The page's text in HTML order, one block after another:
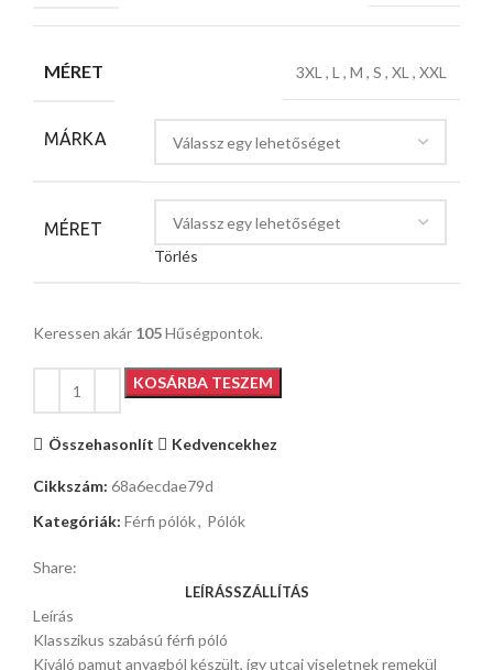
MÉRET 3XL, L, M , S , XL, XXL
MÁRKA
MÉRET
Törlés
Keressen akár 105Hűségpontok.
KOSÁRBA TESZEM
Összehasonlít Kedvencekhez
Cikkszám: 68a6ecdae79d
Kategóriák: Férfi pólók, Pólók
Share:
LEÍRÁSSZÁLLÍTÁS
Leírás
Klasszikus szabású férfi póló
Kiváló pamut anyagból készült, így utcai viseletnek remekül